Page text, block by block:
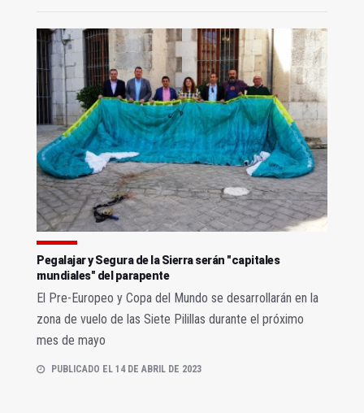
Pegalajar y Segura de la Sierra serán "capitales
mundiales" del parapente
El Pre-Europeo y Copa del Mundo se desarrollarán en la
zona de vuelo de las Siete Pilillas durante el próximo
mes de mayo
PUBLICADO EL 14 DE ABRIL DE 2023